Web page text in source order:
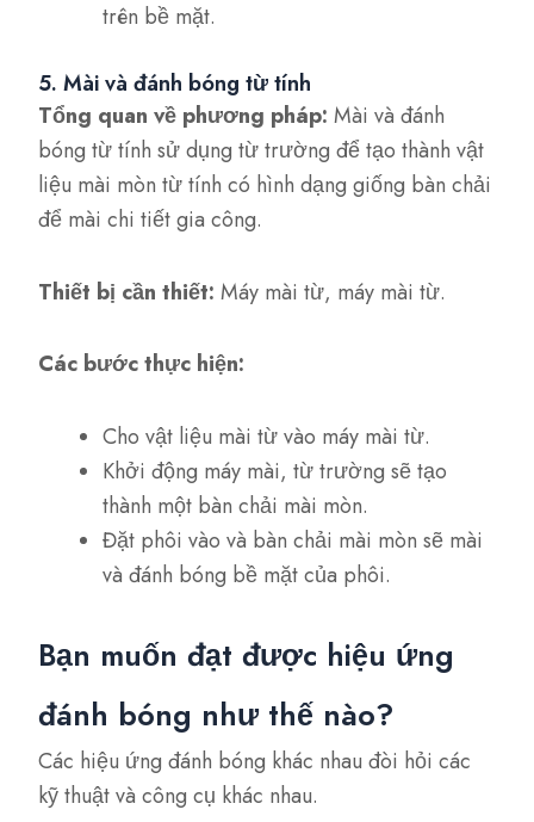
trên bề mặt.
5. Mài và đánh bóng từ tính
Tổng quan về phương pháp: Mài và đánh
bóng từ tính sử dụng từ trường để tạo thành vật
liệu mài mòn từ tính có hình dạng giống bàn chải
để mài chi tiết gia công.
Thiết bị cần thiết: Máy mài từ, máy mài từ.
Các bước thực hiện:
Cho vật liệu mài từ vào máy mài từ.
Khởi động máy mài, từ trường sẽ tạo
thành một bàn chải mài mòn.
Đặt phôi vào và bàn chải mài mòn sẽ mài
và đánh bóng bề mặt của phôi.
Bạn muốn đạt được hiệu ứng
đánh bóng như thế nào?
Các hiệu ứng đánh bóng khác nhau đòi hỏi các
kỹ thuật và công cụ khác nhau.